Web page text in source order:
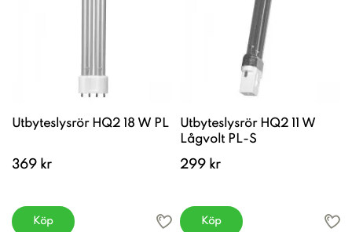
Utbyteslysrör HQ2 18 W PL
369 kr
Köp
Utbyteslysrör HQ2 11 W
Lågvolt PL-S
299 kr
Köp